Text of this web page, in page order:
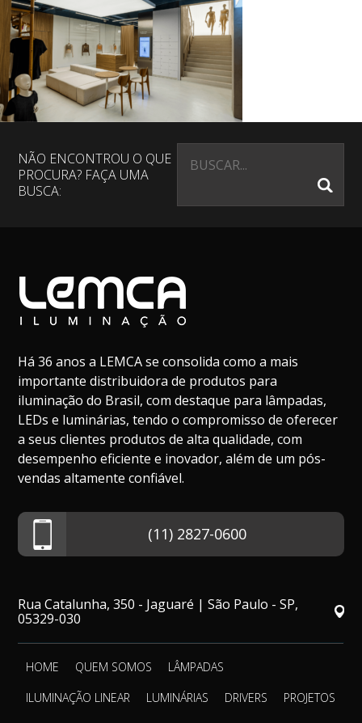
NÃO ENCONTROU O QUE
PROCURA? FAÇA UMA
BUSCA:
Há 36 anos a LEMCA se consolida como a mais
importante distribuidora de produtos para
iluminação do Brasil, com destaque para lâmpadas,
LEDs e luminárias, tendo o compromisso de oferecer
a seus clientes produtos de alta qualidade, com
desempenho eficiente e inovador, além de um pós-
vendas altamente confiável.
(11) 2827-0600
Rua Catalunha, 350 - Jaguaré | São Paulo - SP,
05329-030
HOME QUEM SOMOS
LÂMPADAS
ILUMINAÇÃO LINEAR
LUMINÁRIAS DRIVERS
PROJETOS